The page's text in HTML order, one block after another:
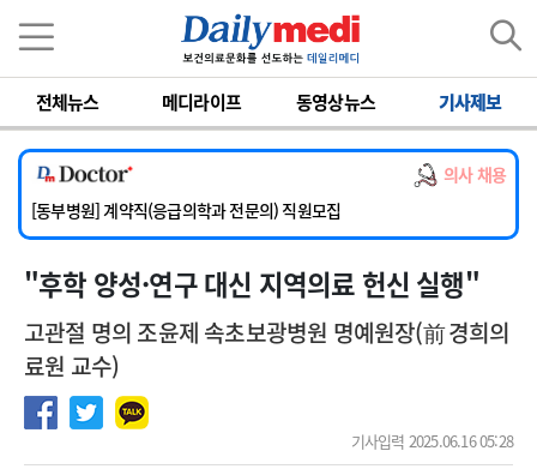
전체뉴스 메디라이프 동영상뉴스 기사제보
의사 채용
[서울아산병원] 2026년 하반기 인턴 모집
[영남대학교의료원] 마취통증의학과 임기제 임상의사 채용
[충남대학교병원] 소아청소년과(소아응급전담) 계약직 의사 공개채용
[동부병원] 계약직(응급의학과 전문의) 직원모집
[이대목동병원] 하반기 전공의(레지던트1년차) 모집
[서울아산병원] 2026년 하반기 인턴 모집
"후학 양성·연구 대신 지역의료 헌신 실행"
고관절 명의 조윤제 속초보광병원 명예원장(前 경희의
료원 교수)
기사입력 2025.06.16 05:28